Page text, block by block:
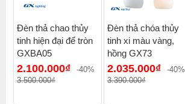
Đèn thả chao thủy
tinh hiện đại đế tròn
GXBA05
2.100.000₫
-40%
3.500.000₫
Đèn thả chóa thủy
tinh xi màu vàng,
hồng GX73
2.035.000₫
-40%
3.390.000₫